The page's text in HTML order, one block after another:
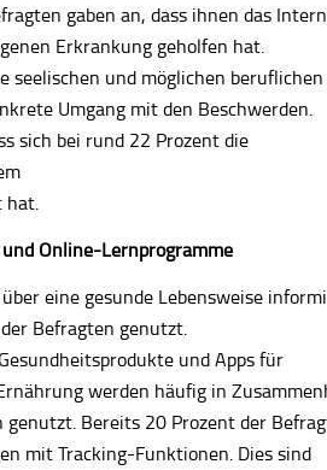
gaben an, dass ihnen das
Erkrankung geholfen hat.
seelischen und möglichen beruflichen
Umgang mit den Beschwerden.
sich bei rund 22 Prozent die
hat.
Online-Lernprogramme
eine gesunde Lebensweise
Befragten genutzt.
und Apps für
werden häufig in
Bereits 20 Prozent der
mit Tracking-Funktionen. Dies sind